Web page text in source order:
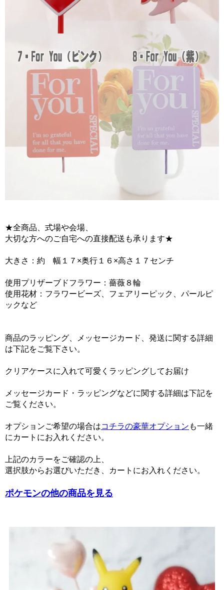
★全商品、式場や会場、
大切な方へのご自宅への直接配送も承ります★
大きさ：約 幅１７×奥行１６×高さ１７センチ
使用プリザーブドフラワー：薔薇８輪
使用花材：フラワービーズ、フェアリーピック、パールピ
ックなど
商品のラッピング、メッセージカード、発送に関する詳細
は下記をご覧下さい。
クリアケースに入れて可愛くラッピングしてお届け
メッセージカード・ラッピングなどに関する詳細は下記を
ご覧ください。
オプションご希望の場合はコチラの豪華オプション も一緒
にカートにお入れください。
上記のカラーをご確認の上、
選択肢からお選びいただき、カートにお入れください。
ポケモンの他の商品を見る